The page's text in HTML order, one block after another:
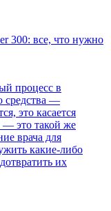
300: все, что нужно
процесс в
средства —
это касается
— это такой же
врача для
какие-либо
их